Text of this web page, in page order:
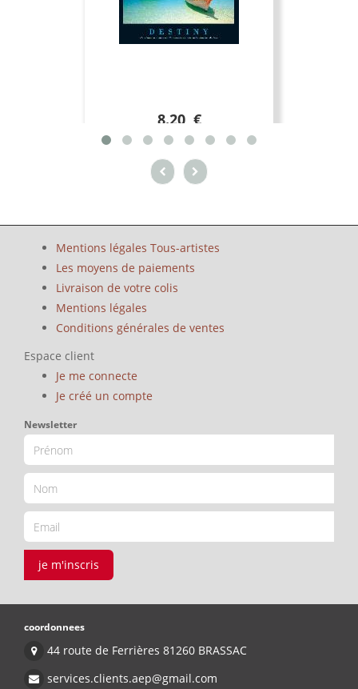
8.20 €
Mentions légales Tous-artistes
Les moyens de paiements
Livraison de votre colis
Mentions légales
Conditions générales de ventes
Espace client
Je me connecte
Je créé un compte
Newsletter
je m'inscris
coordonnees
44 route de Ferrières 81260 BRASSAC
services.clients.aep@gmail.com